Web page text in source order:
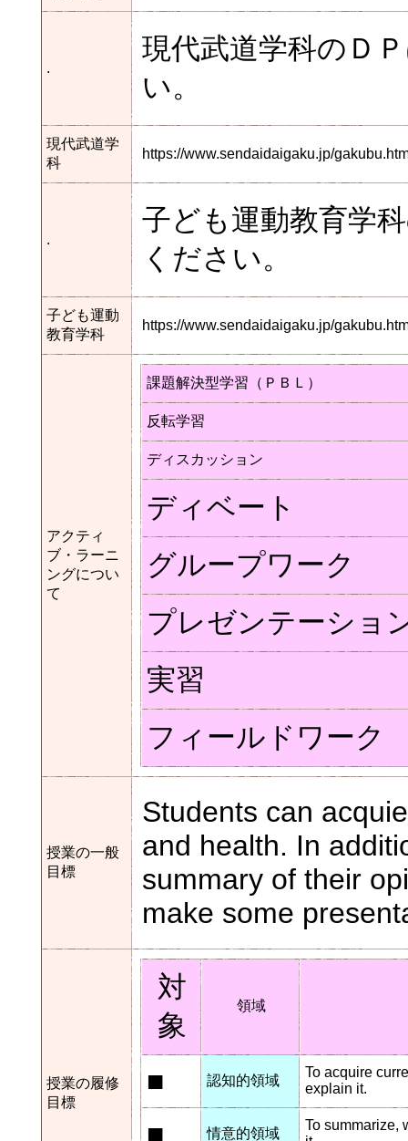
.
現代武道学科のＤ
い。
現代武道学
科
https://www.sendaidaigaku.jp/
.
子ども運動教育学
ください。
子ども運動
教育学科
https://www.sendaidaigaku.jp/
アクティ
ブ・ラーニ
ングについ
て
課題解決型学習（ＰＢＬ）
反転学習
ディスカッション
ディベート
グループワーク
プレゼンテーショ
実習
フィールドワーク
授業の一般
目標
Students can
and health. In
summary of their
make some
授業の履修
目標
対
象
領域
■ 認知的領域
To acquire
explain it.
■ 情意的領域
To summarize,